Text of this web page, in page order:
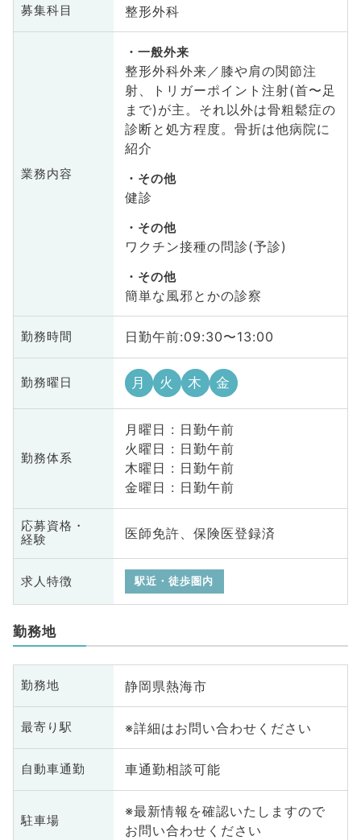
募集科目 整形外科
業務内容
一般外来
整形外科外来／膝や肩の関節注
射、トリガーポイント注射(首〜足
まで)が主。それ以外は骨粗鬆症の
診断と処方程度。骨折は他病院に
紹介
その他
健診
その他
ワクチン接種の問診(予診)
その他
簡単な風邪とかの診察
勤務時間 日勤午前:09:30〜13:00
勤務曜日 月 火 木 金
勤務体系
月曜日 : 日勤午前
火曜日 : 日勤午前
木曜日 : 日勤午前
金曜日 : 日勤午前
応募資格・
経験
医師免許、保険医登録済
求人特徴 駅近・徒歩圏内
勤務地
勤務地 静岡県熱海市
最寄り駅 ※詳細はお問い合わせください
自動車通勤 車通勤相談可能
駐車場
※最新情報を確認いたしますので
お問い合わせください